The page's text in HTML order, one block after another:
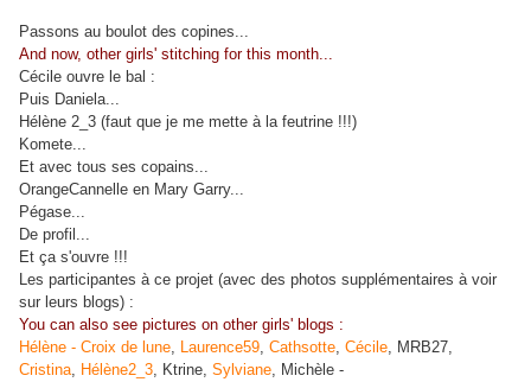
Passons au boulot des copines...
And now, other girls' stitching for this month...
Cécile ouvre le bal :
Puis Daniela...
Hélène 2_3 (faut que je me mette à la feutrine !!!)
Komete...
Et avec tous ses copains...
OrangeCannelle en Mary Garry...
Pégase...
De profil...
Et ça s'ouvre !!!
Les participantes à ce projet (avec des photos supplémentaires à voir
sur leurs blogs) :
You can also see pictures on other girls' blogs :
Hélène - Croix de lune, Laurence59, Cathsotte, Cécile, MRB27,
Cristina, Hélène2_3, Ktrine, Sylviane, Michèle -